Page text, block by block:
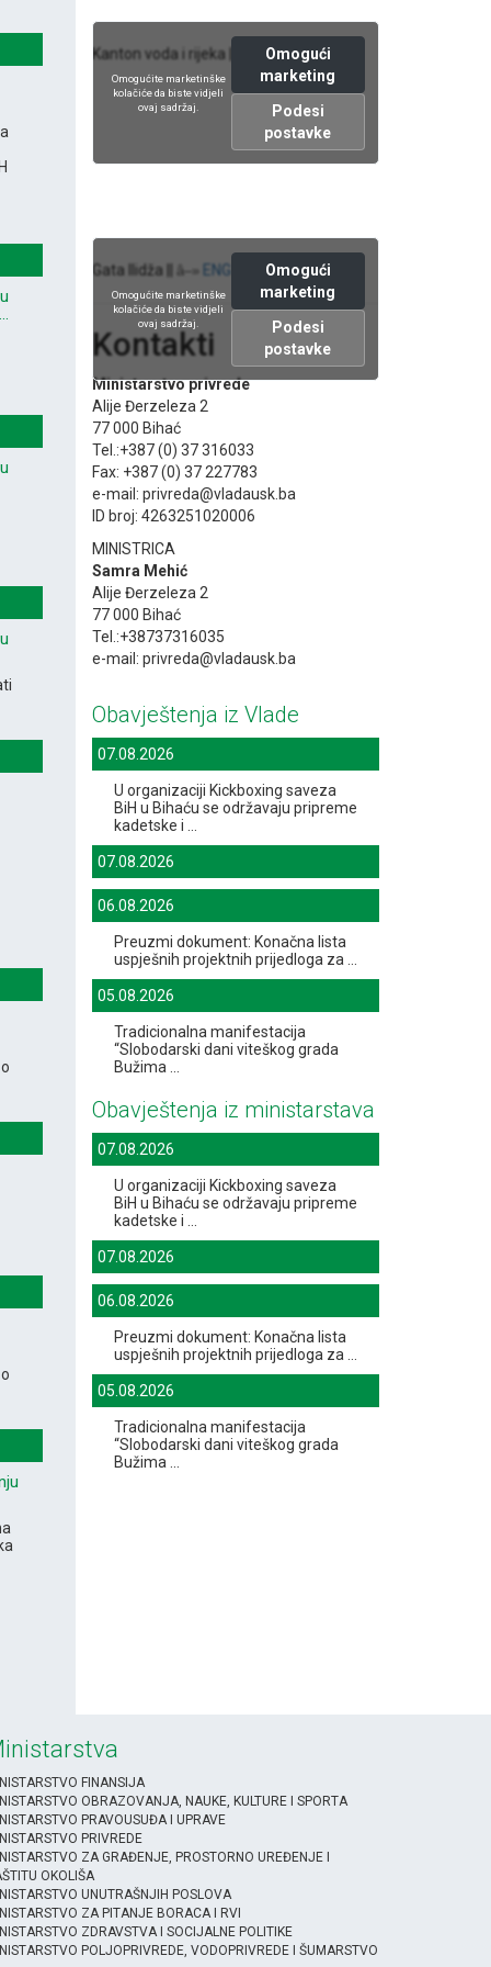
Omogućite marketinške
kolačiće da biste vidjeli
ovaj sadržaj.
Omogući
marketing
Podesi
postavke
Kanton voda i rijeka || ENG version
Omogućite marketinške
kolačiće da biste vidjeli
ovaj sadržaj.
Omogući
marketing
Podesi
postavke
Gata Ilidža || â–» ENG version
Kontakti
Ministarstvo privrede
Alije Đerzeleza 2
77 000 Bihać
Tel.:+387 (0) 37 316033
Fax: +387 (0) 37 227783
e-mail: privreda@vladausk.ba
ID broj: 4263251020006
MINISTRICA
Samra Mehić
Alije Đerzeleza 2
77 000 Bihać
Tel.:+38737316035
e-mail: privreda@vladausk.ba
Obavještenja iz Vlade
07.08.2026
U organizaciji Kickboxing saveza
BiH u Bihaću se održavaju pripreme
kadetske i ...
07.08.2026
06.08.2026
Preuzmi dokument: Konačna lista
uspješnih projektnih prijedloga za ...
05.08.2026
Tradicionalna manifestacija
“Slobodarski dani viteškog grada
Bužima ...
Obavještenja iz ministarstava
07.08.2026
U organizaciji Kickboxing saveza
BiH u Bihaću se održavaju pripreme
kadetske i ...
07.08.2026
06.08.2026
Preuzmi dokument: Konačna lista
uspješnih projektnih prijedloga za ...
05.08.2026
Tradicionalna manifestacija
“Slobodarski dani viteškog grada
Bužima ...
FINANSIJA
OBRAZOVANJA, NAUKE, KULTURE I SPORTA
PRAVOUSUĐA I UPRAVE
PRIVREDE
ZA GRAĐENJE, PROSTORNO UREĐENJE I
OKOLIŠA
UNUTRAŠNJIH POSLOVA
ZA PITANJE BORACA I RVI
ZDRAVSTVA I SOCIJALNE POLITIKE
POLJOPRIVREDE, VODOPRIVREDE I ŠUMARSTVO